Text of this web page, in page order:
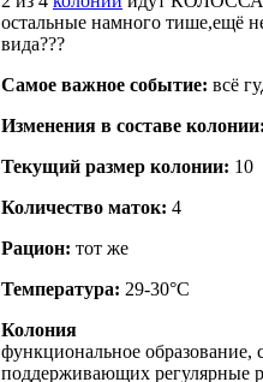
остальные намного тише,ещё
вида???
Самое важное событие: всё
Изменения в составе
Текущий размер кoлонии: 10
Количество маток: 4
Рацион: тот же
Температура: 29-30°C
Колония
функциональное образование,
поддерживающих регулярные